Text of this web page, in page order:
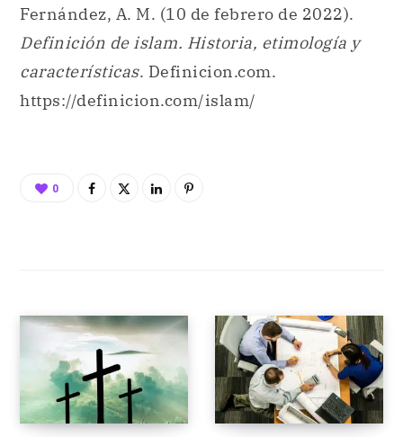
Fernández, A. M. (10 de febrero de 2022).
Definición de islam. Historia, etimología y
características. Definicion.com.
https://definicion.com/islam/
0